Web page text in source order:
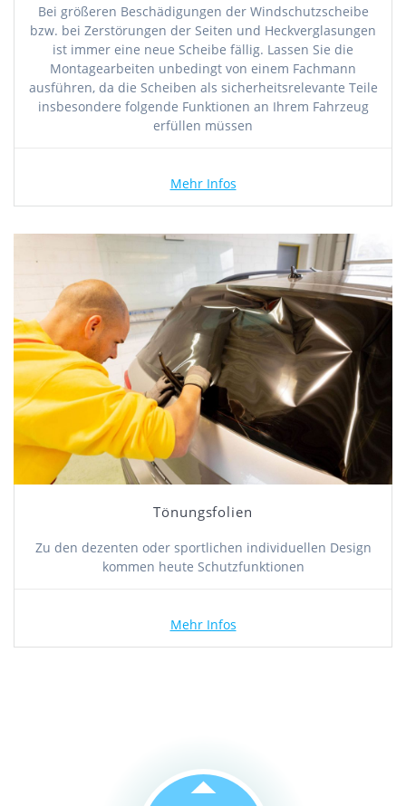
Bei größeren Beschädigungen der Windschutzscheibe
bzw. bei Zerstörungen der Seiten und Heckverglasungen
ist immer eine neue Scheibe fällig. Lassen Sie die
Montagearbeiten unbedingt von einem Fachmann
ausführen, da die Scheiben als sicherheitsrelevante Teile
insbesondere folgende Funktionen an Ihrem Fahrzeug
erfüllen müssen
Mehr Infos
Tönungsfolien
Zu den dezenten oder sportlichen individuellen Design
kommen heute Schutzfunktionen
Mehr Infos